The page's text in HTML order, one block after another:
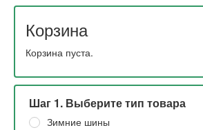
Корзина
Корзина пуста.
Шаг 1. Выберите тип товара
Зимние шины